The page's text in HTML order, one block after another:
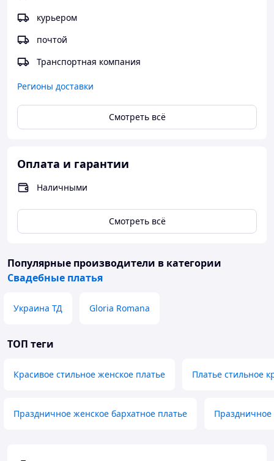
курьером
почтой
Транспортная компания
Регионы доставки
Смотреть всё
Оплата и гарантии
Наличными
Смотреть всё
Популярные производители в категории
Свадебные платья
Украина ТД Gloria Romana
ТОП теги
Красивое стильное женское платье Платье стильное
Праздничное женское бархатное платье Праздничное